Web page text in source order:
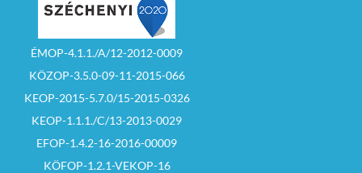
ÉMOP-4.1.1./A/12-2012-0009
KÖZOP-3.5.0-09-11-2015-066
KEOP-2015-5.7.0/15-2015-0326
KEOP-1.1.1./C/13-2013-0029
EFOP-1.4.2-16-2016-00009
KÖFOP-1.2.1-VEKOP-16